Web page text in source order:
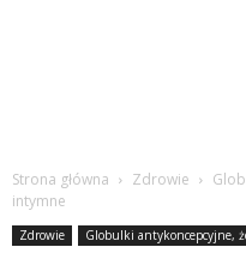
Strona główna Zdrowie
intymne
Zdrowie Globulki antykoncepcyjne,